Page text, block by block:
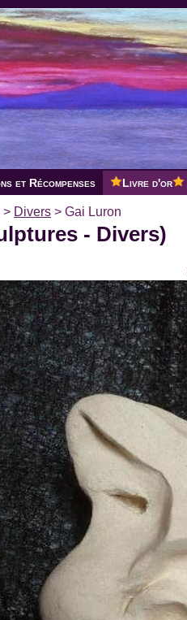
et Récompenses Livre d'or
> Divers > Gai Luron
- Divers)